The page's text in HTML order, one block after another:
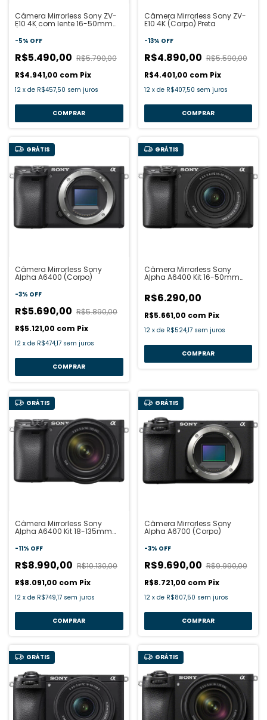
Câmera Mirrorless Sony ZV-
E10 4K com lente 16-50mm
-5% OFF
R$5.490,00 R$5.790,00
R$4.941,00 com Pix
12 x de R$457,50 sem juros
Câmera Mirrorless Sony ZV-
E10 4K (Corpo) Preta
-13% OFF
R$4.890,00 R$5.590,00
R$4.401,00 com Pix
12 x de R$407,50 sem juros
GRÁTIS
Câmera Mirrorless Sony
Alpha A6400 (Corpo)
-3% OFF
R$5.690,00 R$5.890,00
R$5.121,00 com Pix
12 x de R$474,17 sem juros
GRÁTIS
Câmera Mirrorless Sony
Alpha A6400 Kit 16-50mm
R$6.290,00
R$5.661,00 com Pix
12 x de R$524,17 sem juros
GRÁTIS
Câmera Mirrorless Sony
Alpha A6400 Kit 18-135mm
-11% OFF
R$8.990,00 R$10.130,00
R$8.091,00 com Pix
12 x de R$749,17 sem juros
GRÁTIS
Câmera Mirrorless Sony
Alpha A6700 (Corpo)
-3% OFF
R$9.690,00 R$9.990,00
R$8.721,00 com Pix
12 x de R$807,50 sem juros
GRÁTIS GRÁTIS